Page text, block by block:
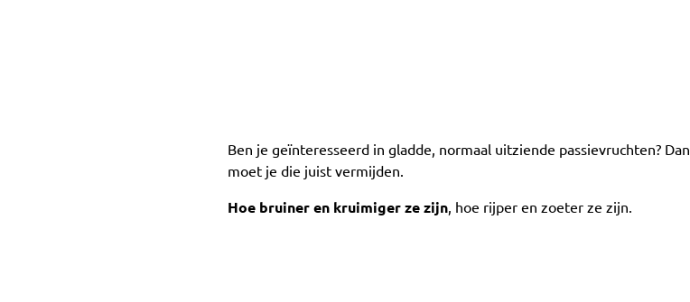
Ben je geïnteresseerd in gladde, normaal uitziende passievruchten? Dan
moet je die juist vermijden.
Hoe bruiner en kruimiger ze zijn, hoe rijper en zoeter ze zijn.